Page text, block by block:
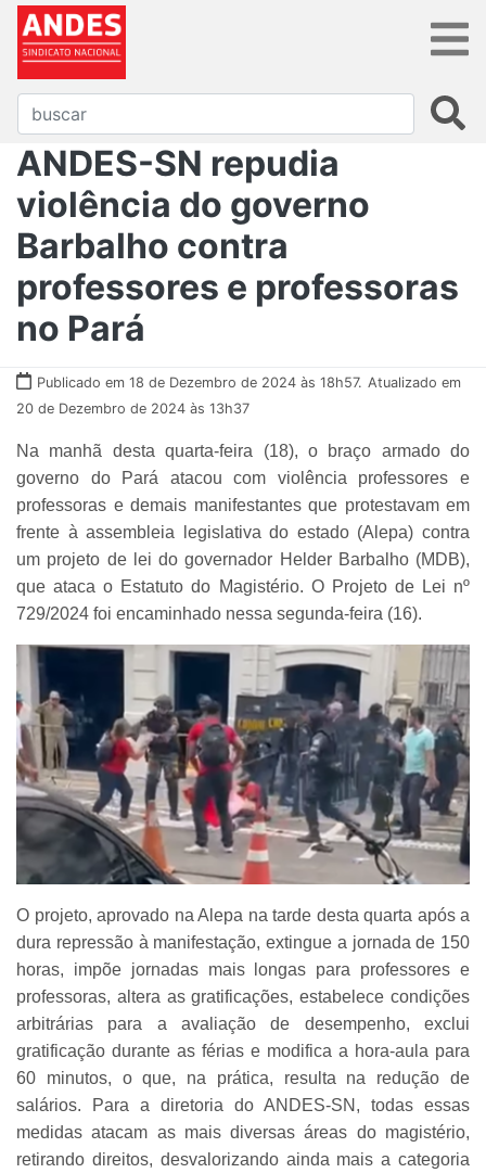
ANDES-SN repudia
violência do governo
Barbalho contra
professores e professoras
no Pará
Publicado em 18 de Dezembro de 2024 às 18h57. Atualizado em
20 de Dezembro de 2024 às 13h37
Na manhã desta quarta-feira (18), o braço armado do
governo do Pará atacou com violência professores e
professoras e demais manifestantes que protestavam em
frente à assembleia legislativa do estado (Alepa) contra
um projeto de lei do governador Helder Barbalho (MDB),
que ataca o Estatuto do Magistério. O Projeto de Lei nº
729/2024 foi encaminhado nessa segunda-feira (16).
O projeto, aprovado na Alepa na tarde desta quarta após a
dura repressão à manifestação, extingue a jornada de 150
horas, impõe jornadas mais longas para professores e
professoras, altera as gratificações, estabelece condições
arbitrárias para a avaliação de desempenho, exclui
gratificação durante as férias e modifica a hora-aula para
60 minutos, o que, na prática, resulta na redução de
salários. Para a diretoria do ANDES-SN, todas essas
medidas atacam as mais diversas áreas do magistério,
retirando direitos, desvalorizando ainda mais a categoria